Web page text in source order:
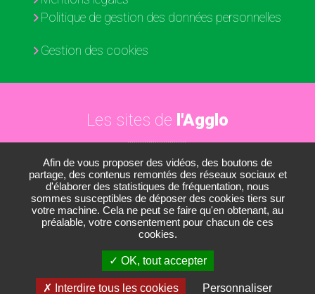
Afin de vous proposer des vidéos, des boutons de
partage, des contenus remontés des réseaux sociaux et
d'élaborer des statistiques de fréquentation, nous
sommes susceptibles de déposer des cookies tiers sur
votre machine. Cela ne peut se faire qu'en obtenant, au
préalable, votre consentement pour chacun de ces
cookies.
OK, tout accepter
Interdire tous les cookies Personnaliser
Politique de gestion des données personnelles
Gestion des cookies
Les sites de l'Agglo
Paris - Vallée de la Marne
Les médiathèques
Les conservatoires
Le Nautil
Le Développement économique